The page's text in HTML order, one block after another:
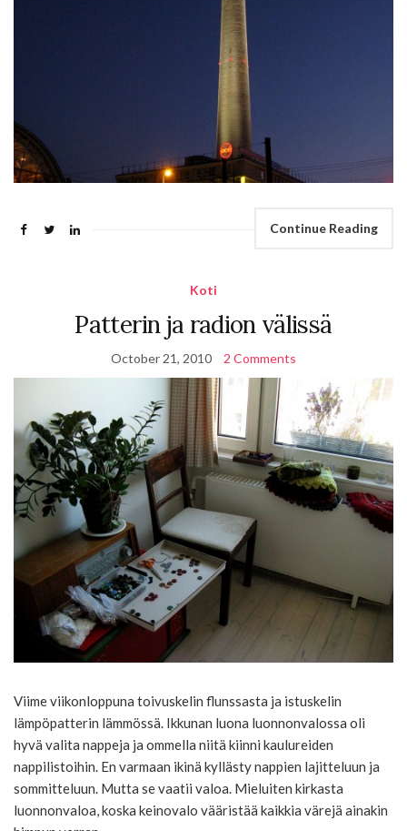
Continue Reading
Koti
Patterin ja radion välissä
October 21, 2010 2 Comments
Viime viikonloppuna toivuskelin flunssasta ja istuskelin
lämpöpatterin lämmössä. Ikkunan luona luonnonvalossa oli
hyvä valita nappeja ja ommella niitä kiinni kaulureiden
nappilistoihin. En varmaan ikinä kyllästy nappien lajitteluun ja
sommitteluun. Mutta se vaatii valoa. Mieluiten kirkasta
luonnonvaloa, koska keinovalo vääristää kaikkia värejä ainakin